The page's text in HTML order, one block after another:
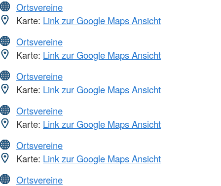
Ortsvereine
Karte: Link zur Google Maps Ansicht
Ortsvereine
Karte: Link zur Google Maps Ansicht
Ortsvereine
Karte: Link zur Google Maps Ansicht
Ortsvereine
Karte: Link zur Google Maps Ansicht
Ortsvereine
Karte: Link zur Google Maps Ansicht
Ortsvereine